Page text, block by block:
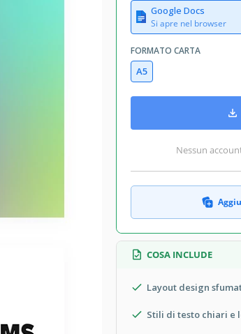
Google Docs
Si apre nel browser
FORMATO CARTA
A5
Nessun
COSA INCLUDE
Layout design
Stili di testo chiari e